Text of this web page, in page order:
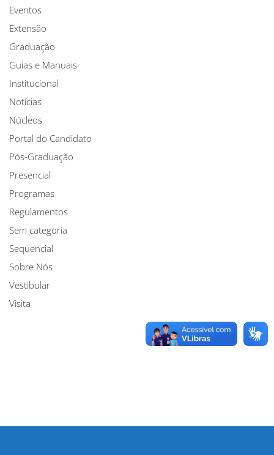
Eventos
Extensão
Graduação
Guias e Manuais
Institucional
Notícias
Núcleos
Portal do Candidato
Pós-Graduação
Presencial
Programas
Regulamentos
Sem categoria
Sequencial
Sobre Nós
Vestibular
Visita